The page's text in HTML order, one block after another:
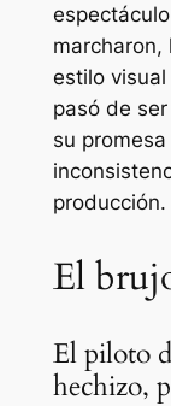
marcharon,
estilo
pasó de
su
producción.
El
El piloto
hechizo,